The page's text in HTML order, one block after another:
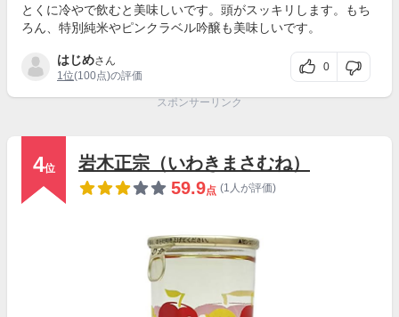
とくに冷やで飲むと美味しいです。頭がスッキリします。もち
ろん、特別純米やピンクラベル吟醸も美味しいです。
はじめさん
1位(100点)の評価
0
スポンサーリンク
4位
岩木正宗（いわきまさむね）
59.9点 (1人が評価)